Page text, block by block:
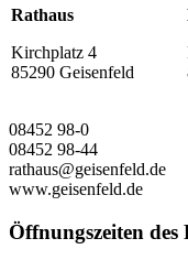
Rathaus
Kirchplatz 4
85290 Geisenfeld
08452 98-0
08452 98-44
rathaus@geisenfeld.de
www.geisenfeld.de
Öffnungszeiten des